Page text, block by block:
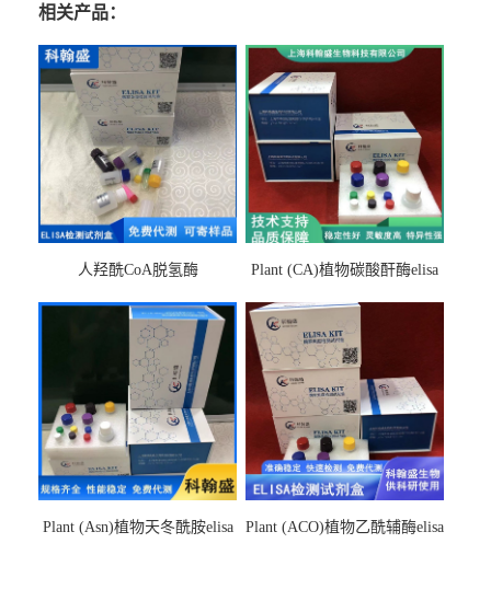
相关产品：
人羟酰CoA脱氢酶
Plant (CA)植物碳酸酐酶elisa
Plant (Asn)植物天冬酰胺elisa
Plant (ACO)植物乙酰辅酶elisa